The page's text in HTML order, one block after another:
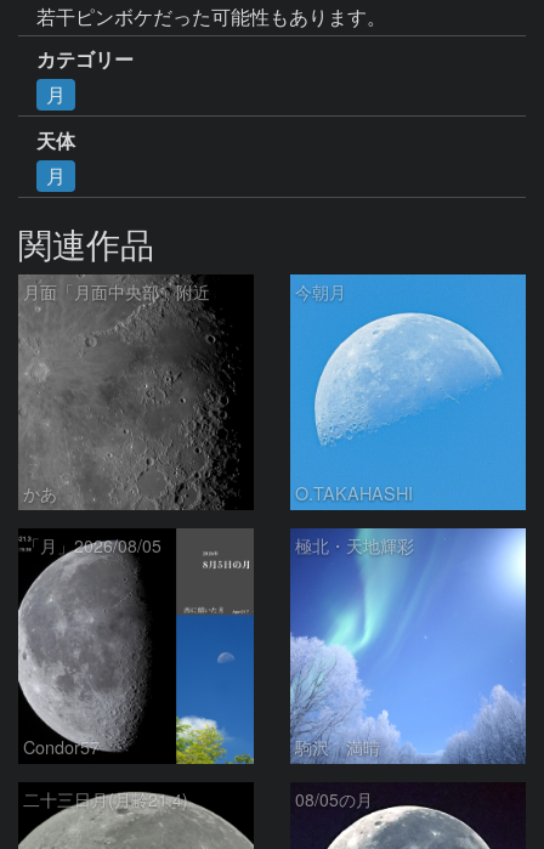
若干ピンボケだった可能性もあります。
カテゴリー
月
天体
月
関連作品
月面「月面中央部」附近
かあ
今朝月
O.TAKAHASHI
「月」2026/08/05
Condor57
極北・天地輝彩
駒沢 満晴
二十三日月(月齢21.4) 08/05の月